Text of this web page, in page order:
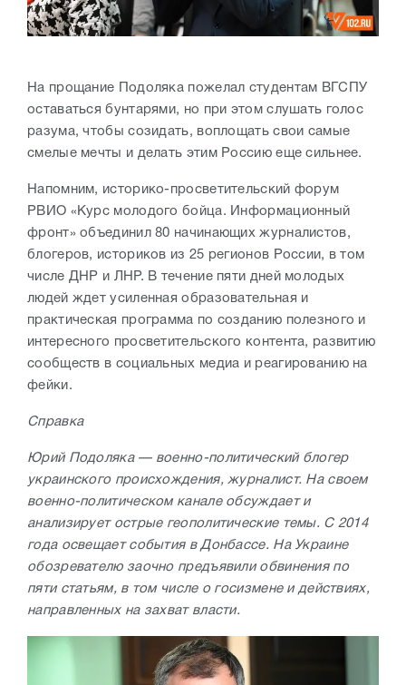
На прощание Подоляка пожелал студентам ВГСПУ
оставаться бунтарями, но при этом слушать голос
разума, чтобы созидать, воплощать свои самые
смелые мечты и делать этим Россию еще сильнее.
Напомним, историко-просветительский форум
РВИО «Курс молодого бойца. Информационный
фронт» объединил 80 начинающих журналистов,
блогеров, историков из 25 регионов России, в том
числе ДНР и ЛНР. В течение пяти дней молодых
людей ждет усиленная образовательная и
практическая программа по созданию полезного и
интересного просветительского контента, развитию
сообществ в социальных медиа и реагированию на
фейки.
Справка
Юрий Подоляка — военно-политический блогер
украинского происхождения, журналист. На своем
военно-политическом канале обсуждает и
анализирует острые геополитические темы. С 2014
года освещает события в Донбассе. На Украине
обозревателю заочно предъявили обвинения по
пяти статьям, в том числе о госизмене и действиях,
направленных на захват власти.